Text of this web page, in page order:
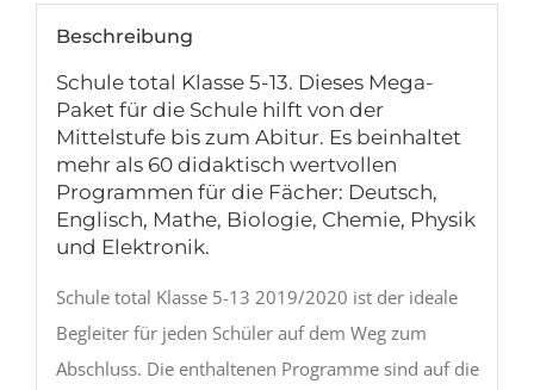
Beschreibung
Schule total Klasse 5-13. Dieses Mega-
Paket für die Schule hilft von der
Mittelstufe bis zum Abitur. Es beinhaltet
mehr als 60 didaktisch wertvollen
Programmen für die Fächer: Deutsch,
Englisch, Mathe, Biologie, Chemie, Physik
und Elektronik.
Schule total Klasse 5-13 2019/2020 ist der ideale
Begleiter für jeden Schüler auf dem Weg zum
Abschluss. Die enthaltenen Programme sind auf die